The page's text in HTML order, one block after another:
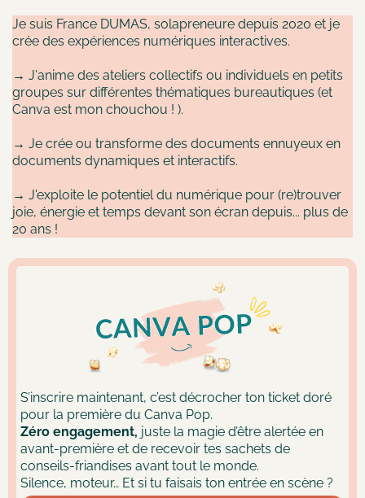
Je suis France DUMAS, solapreneure depuis 2020 et je
crée des expériences numériques interactives.
→ J'anime des ateliers collectifs ou individuels en petits
groupes sur différentes thématiques bureautiques (et
Canva est mon chouchou ! ).
→ Je crée ou transforme des documents ennuyeux en
documents dynamiques et interactifs.
→ J'exploite le potentiel du numérique pour (re)trouver
joie, énergie et temps devant son écran depuis... plus de
20 ans !
S’inscrire maintenant, c’est décrocher ton ticket doré
pour la première du Canva Pop.
Zéro engagement, juste la magie d’être alertée en
avant-première et de recevoir tes sachets de
conseils-friandises avant tout le monde.
Silence, moteur… Et si tu faisais ton entrée en scène ?